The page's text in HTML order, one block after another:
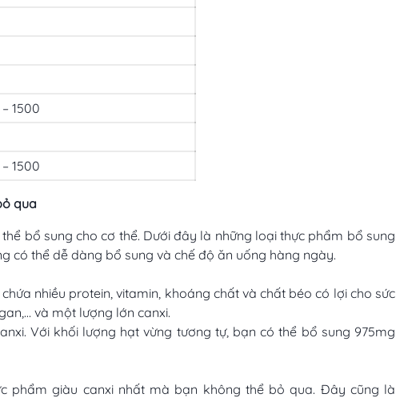
1500
1500
qua
bổ sung cho cơ thể. Dưới đây là những loại thực phẩm bổ sung
có thể dễ dàng bổ sung và chế độ ăn uống hàng ngày.
nhiều protein, vitamin, khoáng chất và chất béo có lợi cho sức
và một lượng lớn canxi.
Với khối lượng hạt vừng tương tự, bạn có thể bổ sung 975mg
phẩm giàu canxi nhất mà bạn không thể bỏ qua. Đây cũng là